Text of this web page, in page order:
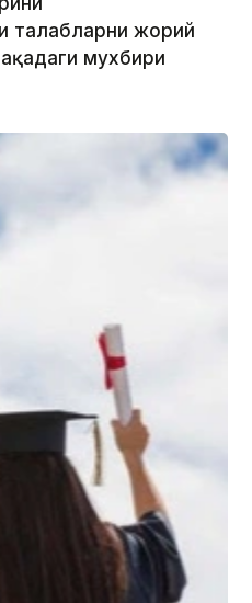
талабларни жорий
мухбири